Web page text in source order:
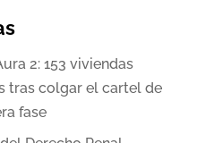
2: 153 viviendas
tras colgar el cartel de
fase